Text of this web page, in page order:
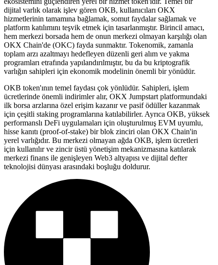
dijital varlık olarak işlev gören OKB, kullanıcıları OKX
hizmetlerinin tamamına bağlamak, somut faydalar sağlamak ve
platform katılımını teşvik etmek için tasarlanmıştır. Birincil amacı,
hem merkezi borsada hem de onun merkezi olmayan karşılığı olan
OKX Chain'de (OKC) fayda sunmaktır. Tokenomik, zamanla
toplam arzı azaltmayı hedefleyen düzenli geri alım ve yakma
programları etrafında yapılandırılmıştır, bu da bu kriptografik
varlığın sahipleri için ekonomik modelinin önemli bir yönüdür.
OKB token'ının temel faydası çok yönlüdür. Sahipleri, işlem
ücretlerinde önemli indirimler alır, OKX Jumpstart platformundaki
ilk borsa arzlarına özel erişim kazanır ve pasif ödüller kazanmak
için çeşitli staking programlarına katılabilirler. Ayrıca OKB, yüksek
performanslı DeFi uygulamaları için oluşturulmuş EVM uyumlu,
hisse kanıtı (proof-of-stake) bir blok zinciri olan OKX Chain'in
yerel varlığıdır. Bu merkezi olmayan ağda OKB, işlem ücretleri
için kullanılır ve zincir üstü yönetişim mekanizmasına katılarak
merkezi finans ile genişleyen Web3 altyapısı ve dijital defter
teknolojisi dünyası arasındaki boşluğu doldurur.